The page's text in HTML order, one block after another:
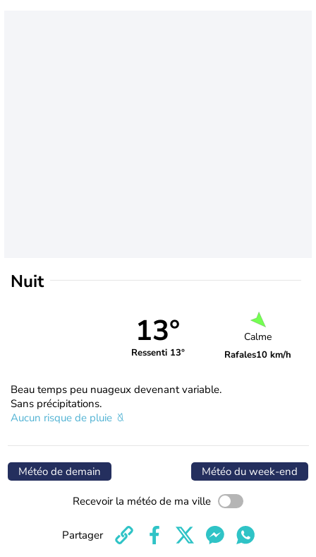
Nuit
13°
Ressenti 13°
Calme
Rafales10 km/h
Beau temps peu nuageux devenant variable.
Sans précipitations.
Aucun risque de pluie
Météo de demain Météo du week-end
Recevoir la météo de ma ville
Partager